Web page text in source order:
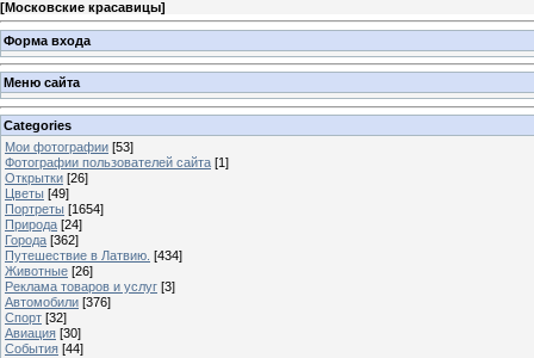
[Московские красавицы]
Форма входа
Меню сайта
Categories
Мои фотографии [53]
Фотографии пользователей сайта [1]
Открытки [26]
Цветы [49]
Портреты [1654]
Природа [24]
Города [362]
Путешествие в Латвию. [434]
Животные [26]
Реклама товаров и услуг [3]
Автомобили [376]
Спорт [32]
Авиация [30]
События [44]